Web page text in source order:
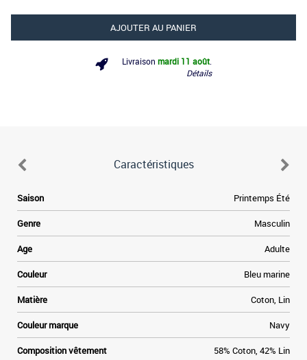
AJOUTER AU PANIER
Livraison mardi 11 août
Détails
Caractéristiques
Saison Printemps Été
Genre Masculin
Age Adulte
Couleur Bleu marine
Matière Coton, Lin
Couleur marque Navy
Composition vêtement 58% Coton, 42% Lin